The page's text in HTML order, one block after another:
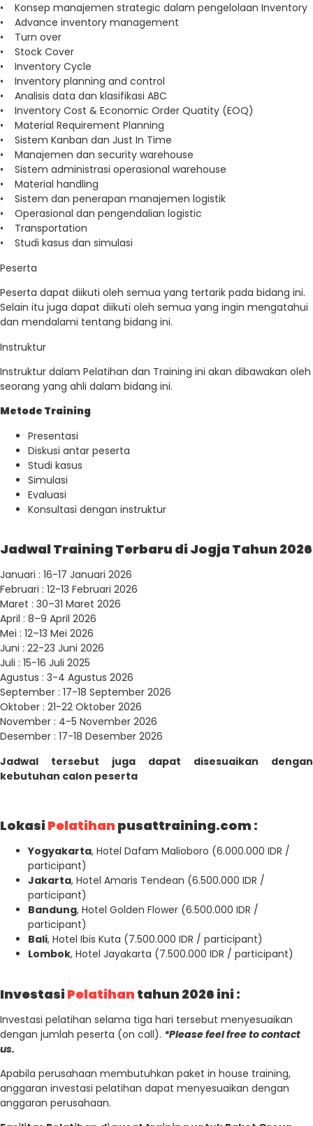
• Konsep manajemen strategic dalam pengelolaan Inventory
• Advance inventory management
• Turn over
• Stock Cover
• Inventory Cycle
• Inventory planning and control
• Analisis data dan klasifikasi ABC
• Inventory Cost & Economic Order Quatity (EOQ)
• Material Requirement Planning
• Sistem Kanban dan Just In Time
• Manajemen dan security warehouse
• Sistem administrasi operasional warehouse
• Material handling
• Sistem dan penerapan manajemen logistik
• Operasional dan pengendalian logistic
• Transportation
• Studi kasus dan simulasi
Peserta
Peserta dapat diikuti oleh semua yang tertarik pada bidang ini.
Selain itu juga dapat diikuti oleh semua yang ingin mengatahui
dan mendalami tentang bidang ini.
Instruktur
Instruktur dalam Pelatihan dan Training ini akan dibawakan oleh
seorang yang ahli dalam bidang ini.
Metode Training
Presentasi
Diskusi antar peserta
Studi kasus
Simulasi
Evaluasi
Konsultasi dengan instruktur
Jadwal Training Terbaru di Jogja Tahun 2026
Januari : 16-17 Januari 2026
Februari : 12-13 Februari 2026
Maret : 30–31 Maret 2026
April : 8–9 April 2026
Mei : 12–13 Mei 2026
Juni : 22-23 Juni 2026
Juli : 15-16 Juli 2025
Agustus : 3-4 Agustus 2026
September : 17-18 September 2026
Oktober : 21-22 Oktober 2026
November : 4-5 November 2026
Desember : 17-18 Desember 2026
Jadwal tersebut juga dapat disesuaikan dengan
kebutuhan calon peserta
Lokasi Pelatihan pusattraining.com :
Yogyakarta, Hotel Dafam Malioboro (6.000.000 IDR /
participant)
Jakarta, Hotel Amaris Tendean (6.500.000 IDR /
participant)
Bandung, Hotel Golden Flower (6.500.000 IDR /
participant)
Bali, Hotel Ibis Kuta (7.500.000 IDR / participant)
Lombok, Hotel Jayakarta (7.500.000 IDR / participant)
Investasi Pelatihan tahun 2026 ini :
Investasi pelatihan selama tiga hari tersebut menyesuaikan
dengan jumlah peserta (on call). *Please feel free to contact
us.
Apabila perusahaan membutuhkan paket in house training,
anggaran investasi pelatihan dapat menyesuaikan dengan
anggaran perusahaan.